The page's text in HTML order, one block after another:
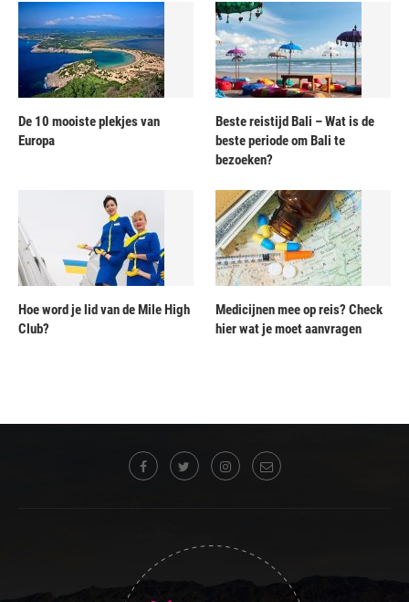
De 10 mooiste plekjes van
Europa
Beste reistijd Bali – Wat is de
beste periode om Bali te
bezoeken?
Hoe word je lid van de Mile High
Club?
Medicijnen mee op reis? Check
hier wat je moet aanvragen